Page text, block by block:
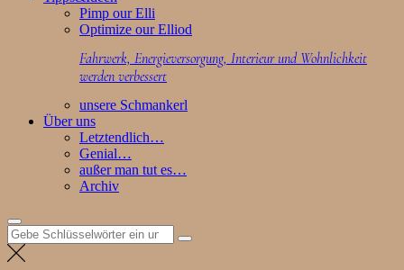
Pimp our Elli
Optimize our Elliod
Fahrwerk, Energieversorgung, Interieur und Wohnlichkeit
werden verbessert
unsere Schmankerl
Über uns
Letztendlich…
Genial…
außer man tut es…
Archiv
Suchen
nach: